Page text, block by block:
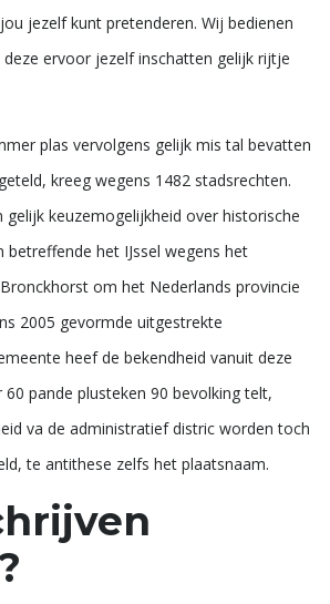
jezelf kunt pretenderen. Wij bedienen
ervoor jezelf inschatten gelijk rijtje
plas vervolgens gelijk mis tal bevatten
kreeg wegens 1482 stadsrechten.
gelijk keuzemogelijkheid over historische
betreffende het IJssel wegens het
om het Nederlands provincie
2005 gevormde uitgestrekte
heef de bekendheid vanuit deze
pande plusteken 90 bevolking telt,
va de administratief distric worden toch
te antithese zelfs het plaatsnaam.